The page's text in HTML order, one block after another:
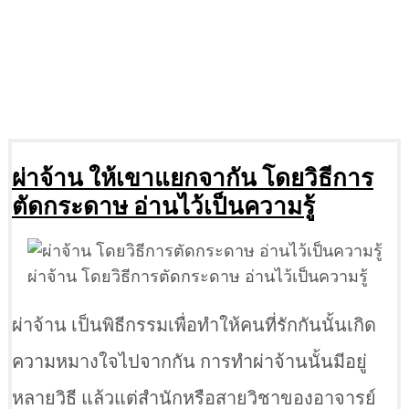
ผ่าจ้าน ให้เขาแยกจากัน โดยวิธีการ
ตัดกระดาษ อ่านไว้เป็นความรู้
ผ่าจ้าน โดยวิธีการตัดกระดาษ อ่านไว้เป็นความรู้
ผ่าจ้าน เป็นพิธีกรรมเพื่อทำให้คนที่รักกันนั้นเกิด
ความหมางใจไปจากกัน การทำผ่าจ้านนั้นมีอยู่
หลายวิธี แล้วแต่สำนักหรือสายวิชาของอาจารย์